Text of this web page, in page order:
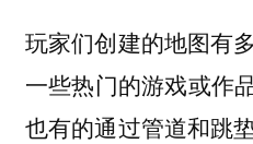
玩家们创建的地图有
一些热门的游戏或作
也有的通过管道和跳